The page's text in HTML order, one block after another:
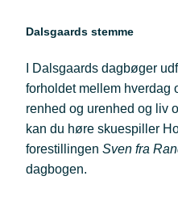
Dalsgaards stemme
I Dalsgaards dagbøger
forholdet mellem hverdag
renhed og urenhed og liv
kan du høre skuespiller
forestillingenSven fra
dagbogen.